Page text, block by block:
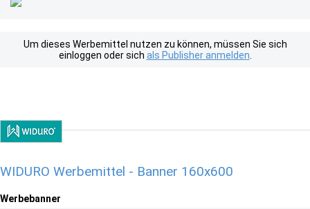
Um dieses Werbemittel nutzen zu können, müssen Sie sich
einloggen oder sich als Publisher anmelden
WIDURO Werbemittel - Banner 160x600
Werbebanner